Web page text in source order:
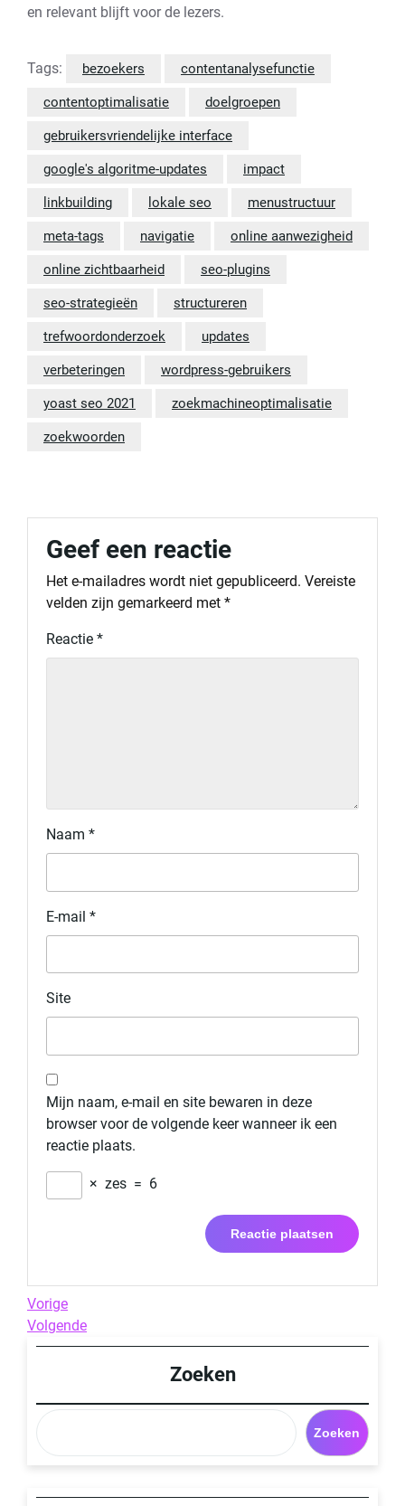
en relevant blijft voor de lezers.
Tags: bezoekers contentanalysefunctie
contentoptimalisatie doelgroepen
gebruikersvriendelijke interface
google's algoritme-updates impact
linkbuilding lokale seo menustructuur
meta-tags navigatie online aanwezigheid
online zichtbaarheid seo-plugins
seo-strategieën structureren
trefwoordonderzoek updates
verbeteringen wordpress-gebruikers
yoast seo 2021 zoekmachineoptimalisatie
zoekwoorden
Geef een reactie
Het e-mailadres wordt niet gepubliceerd. Vereiste
velden zijn gemarkeerd met *
Reactie *
Naam *
E-mail *
Site
Mijn naam, e-mail en site bewaren in deze
browser voor de volgende keer wanneer ik een
reactie plaats.
× zes = 6
Berichtnavigatie
Previous
Post
Vorige
Next
Post
Volgende
Zoeken
Zoeken